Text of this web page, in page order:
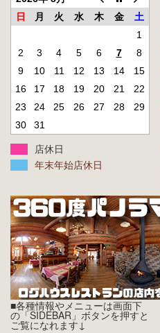
日
月 火 水 木 金
土
1
2
3 4 5 6 7
8
9
10 11 12 13 14
15
16
17 18 19 20 21
22
23
24 25 26 27 28
29
30
31
店休日
年末年始店休日
■各種情報やメニューは画面下
の「SIDEBAR」ボタンを押すと
ご覧になれます↓